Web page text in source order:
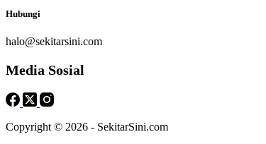
Hubungi
halo@sekitarsini.com
Media Sosial
Copyright © 2026 - SekitarSini.com